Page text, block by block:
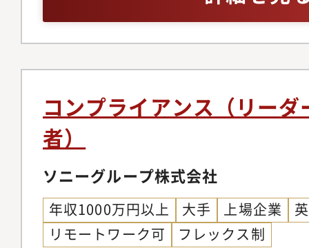
コミュニケーション
豊富にあります。コ
報を得るために、社
活動が必須であり、
期待でき、お互いを
ながる職場です。
シーに合致している
契約レビュープロセ
内の他の専門部署と
ネジメント及びチー
ビュー業務の効率化
情報保護法対応・犯
税理士法その他関連
業務・クライアント
ゲージメントアクセ
ライアンス／リスク
モニタリングにかか
経験・プロジェクト
的に業務で英語を使
いガイドラインやル
ジェクトを完遂できる
コンプライアンス（リー
者）
ソニーグループ株式会社
年収1000万円以上 大手 上場企業
リモートワーク可
フレックス制